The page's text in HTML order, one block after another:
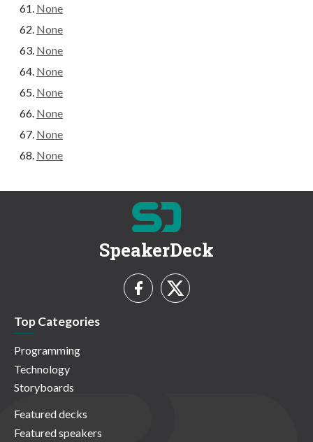
None
None
None
None
None
None
None
None
SpeakerDeck
Top Categories
Programming
Technology
Storyboards
Featured decks
Featured speakers